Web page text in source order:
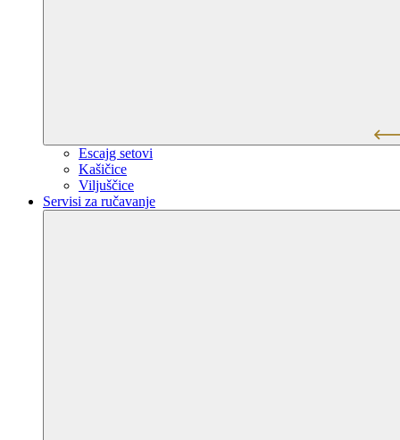
Escajg setovi
Kašičice
Viljuščice
Servisi za ručavanje